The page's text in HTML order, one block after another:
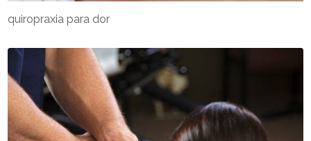
quiropraxia para dor